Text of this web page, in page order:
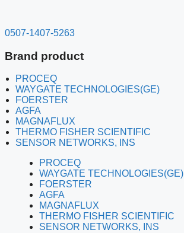
츠
건
기
0507-1407-5263
Brand product
PROCEQ
WAYGATE TECHNOLOGIES(GE)
FOERSTER
AGFA
MAGNAFLUX
THERMO FISHER SCIENTIFIC
SENSOR NETWORKS, INS
PROCEQ
WAYGATE TECHNOLOGIES(GE)
FOERSTER
AGFA
MAGNAFLUX
THERMO FISHER SCIENTIFIC
SENSOR NETWORKS, INS